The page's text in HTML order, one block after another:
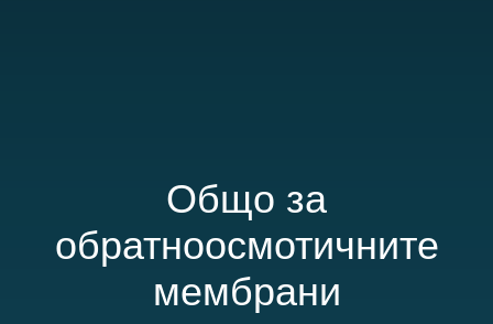
Общо за
обратноосмотичните
мембрани